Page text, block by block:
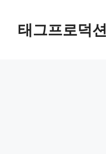
content태그프로덕션